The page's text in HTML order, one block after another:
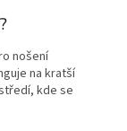
nošení
na kratší
kde se